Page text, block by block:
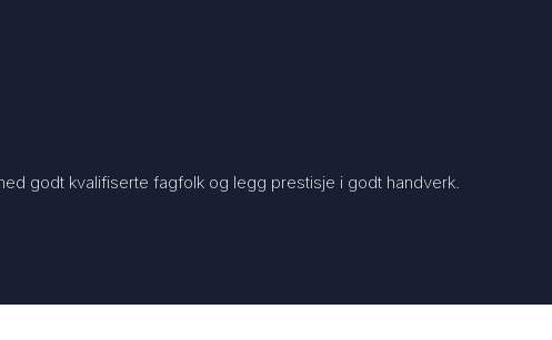
godt kvalifiserte fagfolk og legg prestisje i godt handverk.